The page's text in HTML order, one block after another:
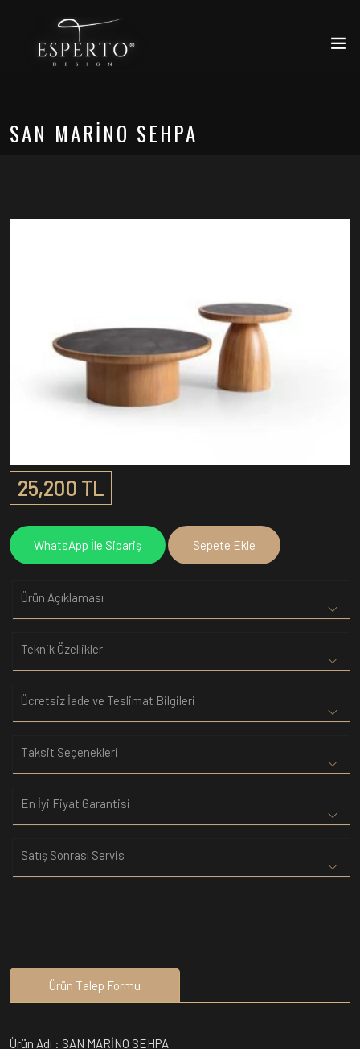
SAN MARİNO SEHPA
25,200 TL
WhatsApp İle Sipariş Sepete Ekle
Ürün Açıklaması
Teknik Özellikler
Ücretsiz İade ve Teslimat Bilgileri
Taksit Seçenekleri
En İyi Fiyat Garantisi
Satış Sonrası Servis
Ürün Talep Formu